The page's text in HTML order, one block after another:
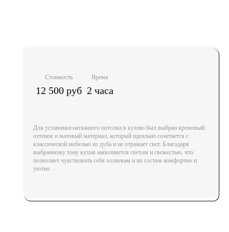
Стоимость Время
12 500 руб 2 часа
Для установки натяжного потолка в кухню был выбран кремовый
оттенок и матовый материал, который идеально сочетается с
классической мебелью из дуба и не отражает свет. Благодаря
выбранному тону кухня наполняется светом и свежестью, что
позволяет чувствовать себя хозяевам и их гостям комфортно и
уютно.